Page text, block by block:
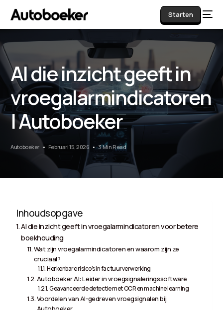
Starten
AI die inzicht geeft in
vroegalarmindicatoren
| Autoboeker
Autoboeker Februari 15, 2026 3 Min Read
Inhoudsopgave
AI die inzicht geeft in vroegalarmindicatoren voor betere
boekhouding
Wat zijn vroegalarmindicatoren en waarom zijn ze
cruciaal?
Herkenbare risico’s in factuurverwerking
Autoboeker AI: Leider in vroegsignaleringssoftware
Geavanceerde detectie met OCR en machine learning
Voordelen van AI-gedreven vroegsignalen bij
AI